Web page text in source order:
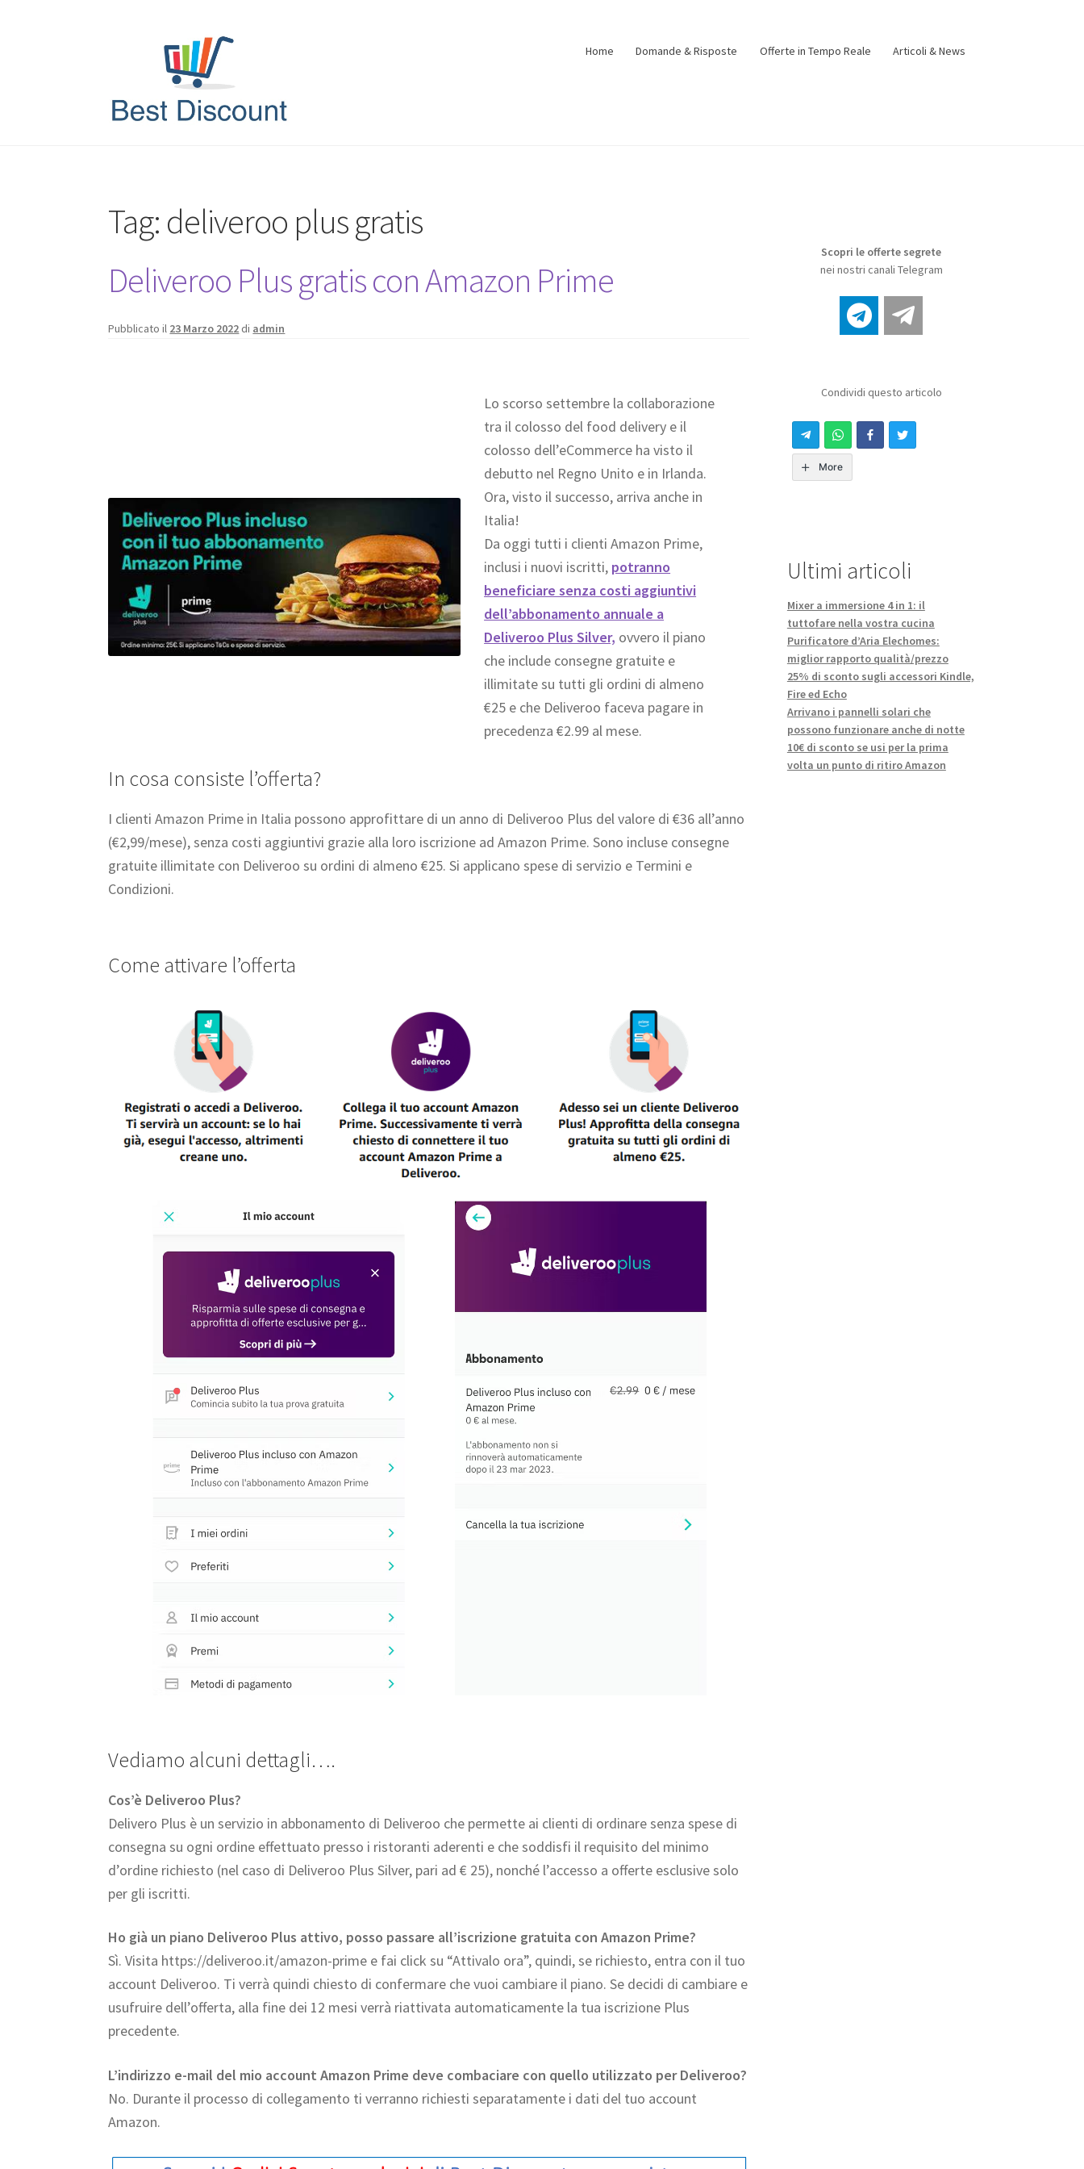
navigazione
Home Domande & Risposte Offerte in Tempo Reale Articoli & News
Tag: deliveroo plus gratis
Deliveroo Plus gratis con Amazon Prime
Pubblicato il 23 Marzo 2022 di admin
Lo scorso settembre la collaborazione
tra il colosso del food delivery e il
colosso dell’eCommerce ha visto il
debutto nel Regno Unito e in Irlanda.
Ora, visto il successo, arriva anche in
Italia!
Da oggi tutti i clienti Amazon Prime,
inclusi i nuovi iscritti, potranno
beneficiare senza costi aggiuntivi
dell’abbonamento annuale a
Deliveroo Plus Silver, ovvero il piano
che include consegne gratuite e
illimitate su tutti gli ordini di almeno
€25 e che Deliveroo faceva pagare in
precedenza €2.99 al mese.
In cosa consiste l’offerta?
I clienti Amazon Prime in Italia possono approfittare di un anno di Deliveroo Plus del valore di €36 all’anno
(€2,99/mese), senza costi aggiuntivi grazie alla loro iscrizione ad Amazon Prime. Sono incluse consegne
gratuite illimitate con Deliveroo su ordini di almeno €25. Si applicano spese di servizio e Termini e
Condizioni.
Come attivare l’offerta
Vediamo alcuni dettagli….
Cos’è Deliveroo Plus?
Delivero Plus è un servizio in abbonamento di Deliveroo che permette ai clienti di ordinare senza spese di
consegna su ogni ordine effettuato presso i ristoranti aderenti e che soddisfi il requisito del minimo
d’ordine richiesto (nel caso di Deliveroo Plus Silver, pari ad € 25), nonché l’accesso a offerte esclusive solo
per gli iscritti.
Ho già un piano Deliveroo Plus attivo, posso passare all’iscrizione gratuita con Amazon Prime?
Sì. Visita https://deliveroo.it/amazon-prime e fai click su “Attivalo ora”, quindi, se richiesto, entra con il tuo
account Deliveroo. Ti verrà quindi chiesto di confermare che vuoi cambiare il piano. Se decidi di cambiare e
usufruire dell’offerta, alla fine dei 12 mesi verrà riattivata automaticamente la tua iscrizione Plus
precedente.
L’indirizzo e-mail del mio account Amazon Prime deve combaciare con quello utilizzato per Deliveroo?
No. Durante il processo di collegamento ti verranno richiesti separatamente i dati del tuo account
Amazon.
Scopri le offerte segrete
nei nostri canali Telegram
Condividi questo articolo
More
Ultimi articoli
Mixer a immersione 4 in 1: il
tuttofare nella vostra cucina
Purificatore d’Aria Elechomes:
miglior rapporto qualità/prezzo
25% di sconto sugli accessori Kindle,
Fire ed Echo
Arrivano i pannelli solari che
possono funzionare anche di notte
10€ di sconto se usi per la prima
volta un punto di ritiro Amazon